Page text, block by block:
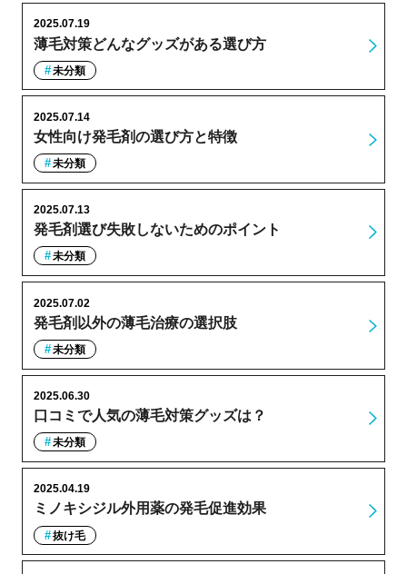
薄毛対策どんなグッズがある選び方
2025.07.19
未分類
女性向け発毛剤の選び方と特徴
2025.07.14
未分類
発毛剤選び失敗しないためのポイント
2025.07.13
未分類
発毛剤以外の薄毛治療の選択肢
2025.07.02
未分類
口コミで人気の薄毛対策グッズは？
2025.06.30
未分類
ミノキシジル外用薬の発毛促進効果
2025.04.19
抜け毛